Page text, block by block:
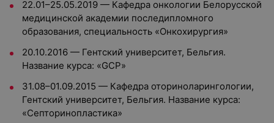
22.01–25.05.2019 — Кафедра онкологии Белорусской
медицинской академии последипломного
образования, специальность «Онкохирургия»
20.10.2016 — Гентский университет, Бельгия.
Название курса: «GCP»
31.08–01.09.2015 — Кафедра оториноларингологии,
Гентский университет, Бельгия. Название курса:
«Септоринопластика»